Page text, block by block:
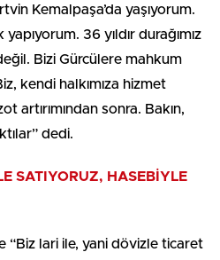
Kemalpaşa’da yaşıyorum.
36 yıldır durağımız
Bizi Gürcülere mahkum
kendi halkımıza hizmet
artırımından sonra. Bakın,
dedi.
SATIYORUZ, HASEBİYLE
“Biz lari ile, yani dövizle ticaret